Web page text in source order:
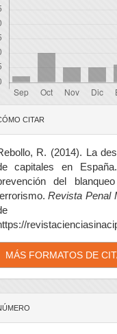
CITAR
R. (2014). La
capitales en
del
Revista Penal
MÁS FORMATOS DE